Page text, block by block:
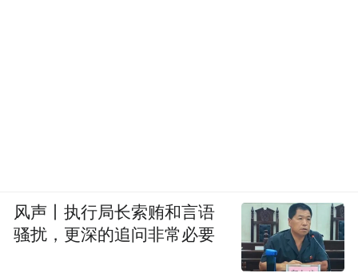
风声丨执行局长索贿和言语
骚扰，更深的追问非常必要